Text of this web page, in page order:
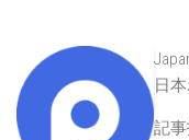
日
記